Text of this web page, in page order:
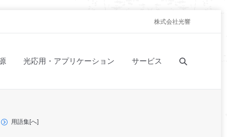
株式会社光響
光応用・アプリケーション サービス
用語集[へ]